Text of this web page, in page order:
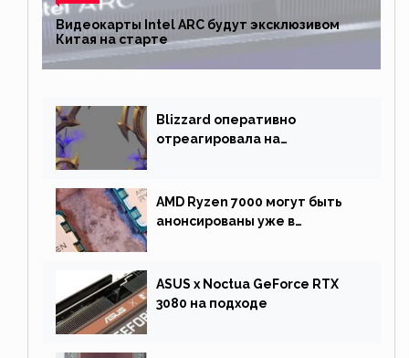
Видеокарты Intel ARC будут эксклюзивом
Китая на старте
Blizzard оперативно
отреагировала на
AMD Ryzen 7000 могут быть
анонсированы уже в
ASUS x Noctua GeForce RTX
3080 на подходе